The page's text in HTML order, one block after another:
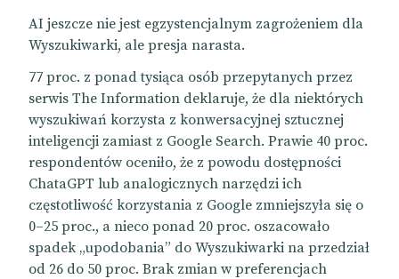
AI jeszcze nie jest egzystencjalnym zagrożeniem dla
Wyszukiwarki, ale presja narasta.
77 proc. z ponad tysiąca osób przepytanych przez
serwis The Information deklaruje, że dla niektórych
wyszukiwań korzysta z konwersacyjnej sztucznej
inteligencji zamiast z Google Search. Prawie 40 proc.
respondentów oceniło, że z powodu dostępności
ChataGPT lub analogicznych narzędzi ich
częstotliwość korzystania z Google zmniejszyła się o
0–25 proc., a nieco ponad 20 proc. oszacowało
spadek „upodobania” do Wyszukiwarki na przedział
od 26 do 50 proc. Brak zmian w preferencjach